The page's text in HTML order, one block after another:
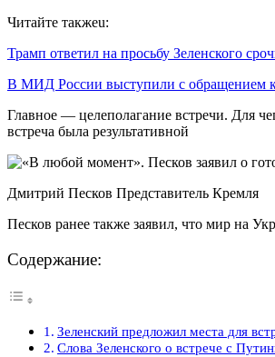
Читайте такжеu:
Трамп ответил на просьбу Зеленского
В МИД России выступили с обращением
Главное — целеполагание встречи. Для
встреча была результативной
Дмитрий Песков Представитель Кремля
Песков ранее также заявил, что мир на
Содержание:
Зеленский предложил места для
Слова Зеленского о встрече с